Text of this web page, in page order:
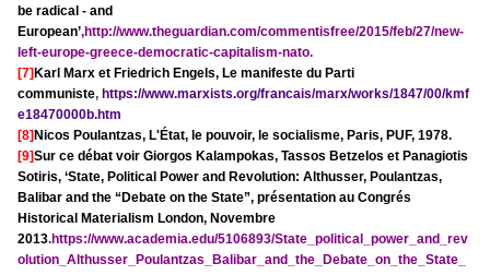
be radical - and
European’,http://www.theguardian.com/commentisfree/2015/feb/27/new-
left-europe-greece-democratic-capitalism-nato.
[7] Karl Marx et Friedrich Engels, Le manifeste du Parti
communiste, https://www.marxists.org/francais/marx/works/1847/00/kmf
e18470000b.htm
[8] Nicos Poulantzas, L'État, le pouvoir, le socialisme, Paris, PUF, 1978.
[9]Sur ce débat voir Giorgos Kalampokas, Tassos Betzelos et Panagiotis
Sotiris, ‘State, Political Power and Revolution: Althusser, Poulantzas,
Balibar and the “Debate on the State”, présentation au Congrés
Historical Materialism London, Novembre
2013.https://www.academia.edu/5106893/State_political_power_and_rev
olution_Althusser_Poulantzas_Balibar_and_the_Debate_on_the_State_